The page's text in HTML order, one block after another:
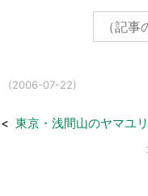
(2006-07-22)
< 東京・浅間山のヤマユリ